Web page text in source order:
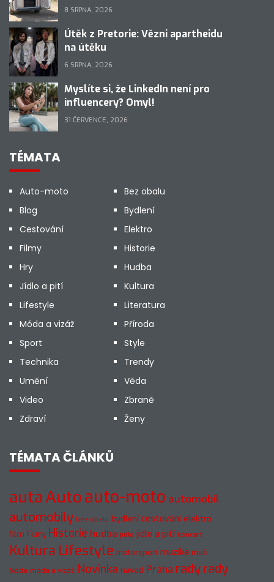
8 SRPNA, 2026
Útěk z Pretorie: Vězni apartheidu
na útěku
6 SRPNA, 2026
Myslíte si, že LinkedIn není pro
influencery? Omyl!
31 ČERVENCE, 2026
TÉMATA
Auto-moto
Bez obalu
Blog
Bydlení
Cestování
Elektro
Filmy
Historie
Hry
Hudba
Jídlo a pití
Kultura
Lifestyle
Literatura
Móda a vizáž
Příroda
Sport
Style
Technika
Trendy
Umění
Věda
Video
Zbraně
Zdraví
Ženy
TÉMATA ČLÁNKŮ
autaAutoauto-moto automobil
automobily bez obalu bydlení cestování elektro
film Filmy Historie hudba jídlo jídlo a pití koncert
Kultura Lifestyle motorsport muzika muži
Móda móda a vizáž Novinka návod Praha radyrady